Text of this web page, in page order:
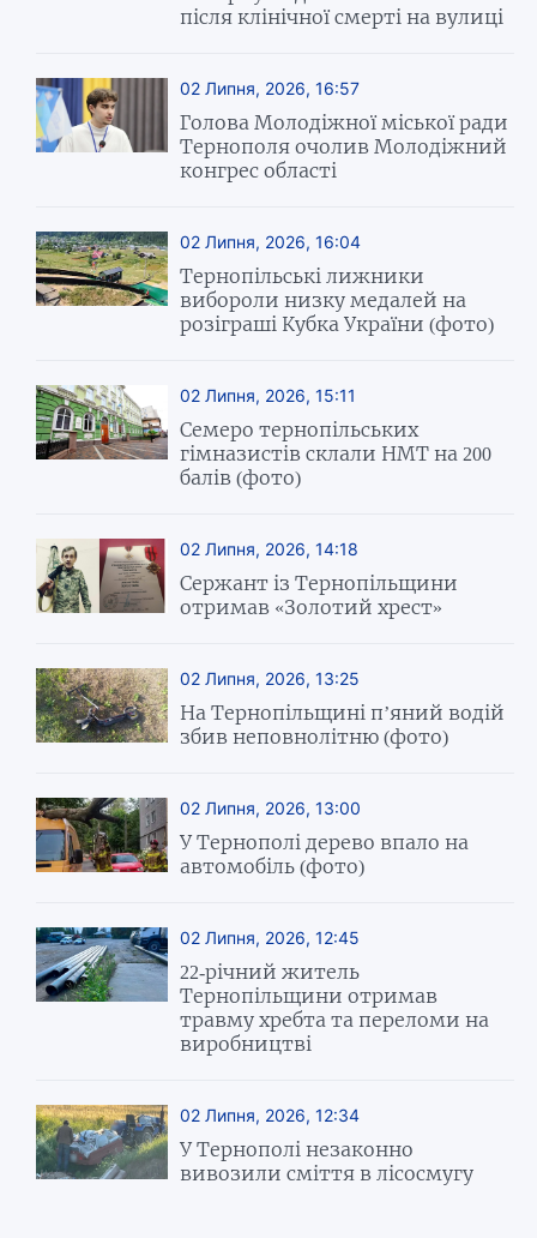
після клінічної смерті на вулиці
02 Липня, 2026, 16:57
Голова Молодіжної міської ради
Тернополя очолив Молодіжний
конгрес області
02 Липня, 2026, 16:04
Тернопільські лижники
вибороли низку медалей на
розіграші Кубка України (фото)
02 Липня, 2026, 15:11
Семеро тернопільських
гімназистів склали НМТ на 200
балів (фото)
02 Липня, 2026, 14:18
Сержант із Тернопільщини
отримав «Золотий хрест»
02 Липня, 2026, 13:25
На Тернопільщині п’яний водій
збив неповнолітню (фото)
02 Липня, 2026, 13:00
У Тернополі дерево впало на
автомобіль (фото)
02 Липня, 2026, 12:45
22-річний житель
Тернопільщини отримав
травму хребта та переломи на
виробництві
02 Липня, 2026, 12:34
У Тернополі незаконно
вивозили сміття в лісосмугу